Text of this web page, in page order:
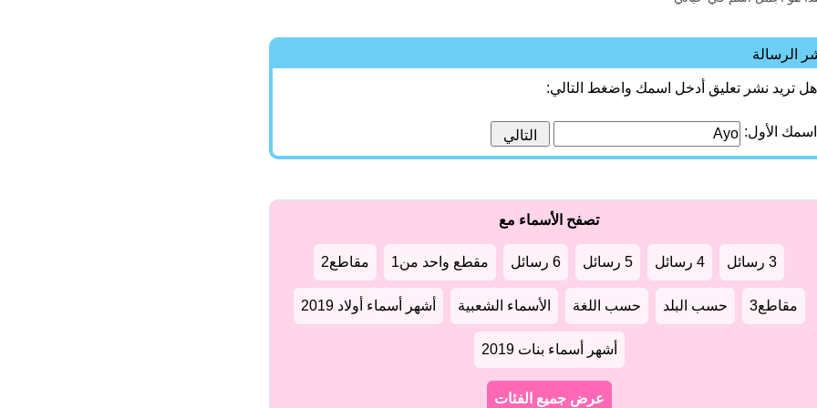
الرسالة
هل تريد نشر تعليق أدخل اسمك واضغط التالي:
اسمك الأول:
تصفح الأسماء مع
3 رسائل 4 رسائل 5 رسائل 6 رسائل مقطع واحد من1 مقاطع2
مقاطع3 حسب البلد حسب اللغة الأسماء الشعبية أشهر أسماء أولاد 2019
أشهر أسماء بنات 2019
عرض جميع الفئات